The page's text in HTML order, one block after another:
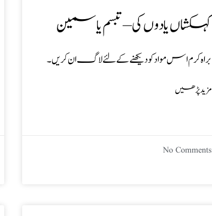
کہکشاں یادوں کی – تبسم یاسمین
براہ کرم اس مواد کو دیکھنے کے لئے لاگ ان کریں۔
مزید پڑھیں
No Comments